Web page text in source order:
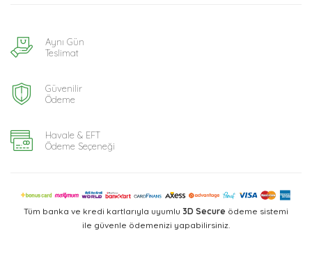
Aynı Gün
Teslimat
Güvenilir
Ödeme
Havale & EFT
Ödeme Seçeneği
Tüm banka ve kredi kartlarıyla uyumlu 3D Secure ödeme sistemi
ile güvenle ödemenizi yapabilirsiniz.